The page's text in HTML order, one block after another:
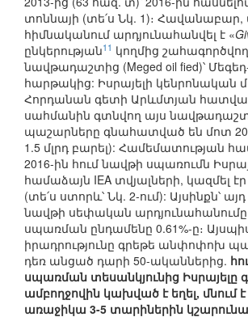
տոննայի (տե՛ս Նկ. 1)։ Հավանաբար,
հիմնականում արդյունահանվել է «
ընկերության11 կողմից
նավթադաշտից (Meged oil fied)՝
հարթակից: Իսրայելի կենրոնական
Հորդանան գետի Արևմտյան
սահմանին գտնվող այս
պաշարները գնահատված են մոտ
1.5 մլրդ բարել): Համեմատության
2016-ին հում նավթի սպառումն
համաձայն IEA տվյալների, կազմել էր
(տե՛ս ստորև՝ Նկ. 2-ում): Այսինքն՝
նավթի սեփական արդյունահանումը
սպառման ընդամենը 0.61%-ը։
իրադրությունը գրեթե անփոփոխ
դեռ անցած դարի 50-ականներից.
սպառման տեսանկյունից Իսրայելը
ամբողջովին կախված է եղել,
առաջիկա 3-5 տարիներին